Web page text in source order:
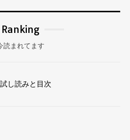
Ranking
読まれてます
し読みと目次